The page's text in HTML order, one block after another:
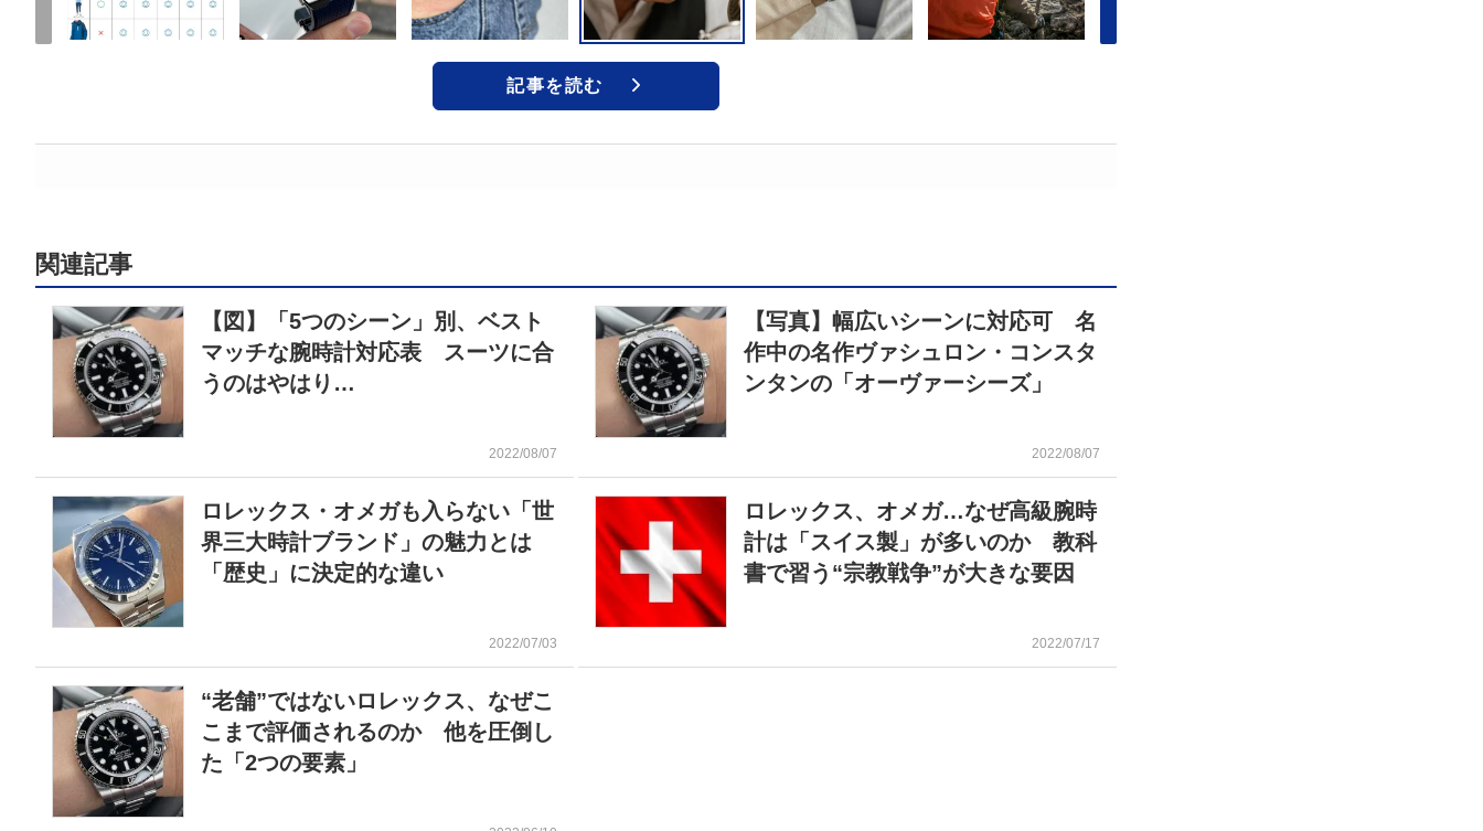
記事を読む
関連記事
【図】「5つのシーン」別、ベスト
マッチな腕時計対応表 スーツに合
うのはやはり…
2022/08/07
【写真】幅広いシーンに対応可 名
作中の名作ヴァシュロン・コンスタ
ンタンの「オーヴァーシーズ」
2022/08/07
ロレックス・オメガも入らない「世
界三大時計ブランド」の魅力とは
「歴史」に決定的な違い
2022/07/03
ロレックス、オメガ…なぜ高級腕時
計は「スイス製」が多いのか 教科
書で習う“宗教戦争”が大きな要因
2022/07/17
“老舗”ではないロレックス、なぜこ
こまで評価されるのか 他を圧倒し
た「2つの要素」